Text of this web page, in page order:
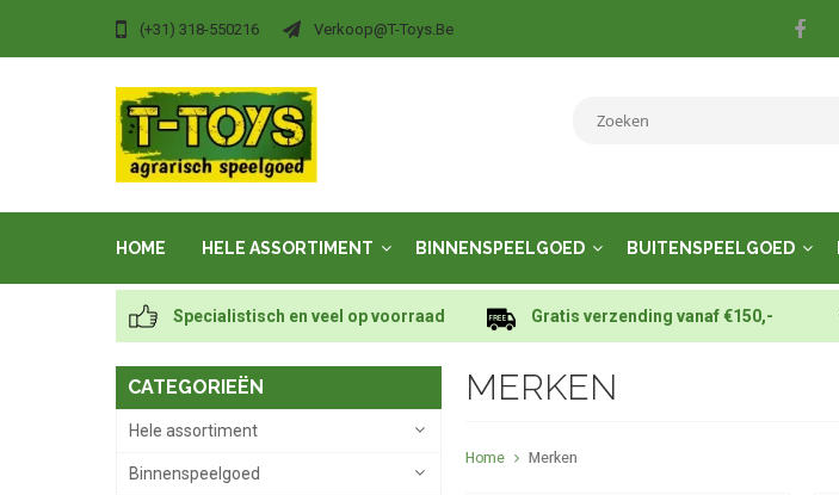
(+31) 318-550216 Verkoop@t-Toys.be
HOME HELE ASSORTIMENT BINNENSPEELGOED BUITENSPEELGOED
Specialistisch en veel op voorraad Gratis verzending vanaf €150,-
CATEGORIEËN
Hele assortiment
Binnenspeelgoed
MERKEN
Home Merken